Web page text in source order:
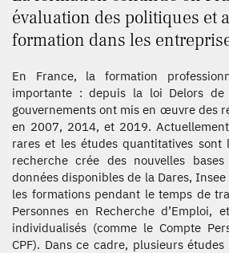
évaluation des politiques et
formation dans les
En France, la formation
importante : depuis la loi Delors
gouvernements ont mis en œuvre des
en 2007, 2014, et 2019.
rares et les études quantitatives sont
recherche crée des nouvelles
données disponibles de la Dares,
les formations pendant le temps de
Personnes en Recherche d’Emploi,
individualisés (comme le Compte
CPF). Dans ce cadre, plusieurs